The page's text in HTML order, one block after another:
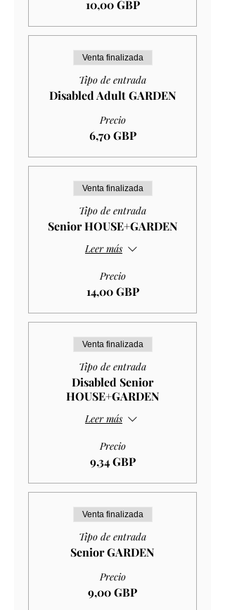
10,00 GBP
Venta finalizada
Tipo de entrada
Disabled Adult GARDEN
Precio
6,70 GBP
Venta finalizada
Tipo de entrada
Senior HOUSE+GARDEN
Leer más
Precio
14,00 GBP
Venta finalizada
Tipo de entrada
Disabled Senior
HOUSE+GARDEN
Leer más
Precio
9,34 GBP
Venta finalizada
Tipo de entrada
Senior GARDEN
Precio
9,00 GBP